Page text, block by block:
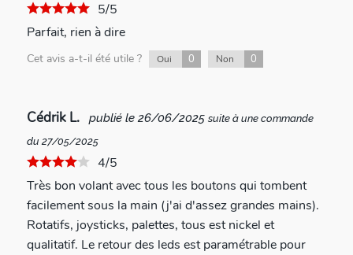
5/5
Parfait, rien à dire
Cet avis a-t-il été utile ? Oui 0 Non 0
Cédrik L. publié le 26/06/2025 suite à une commande
du 27/05/2025
4/5
Très bon volant avec tous les boutons qui tombent
facilement sous la main (j'ai d'assez grandes mains).
Rotatifs, joysticks, palettes, tous est nickel et
qualitatif. Le retour des leds est paramétrable pour